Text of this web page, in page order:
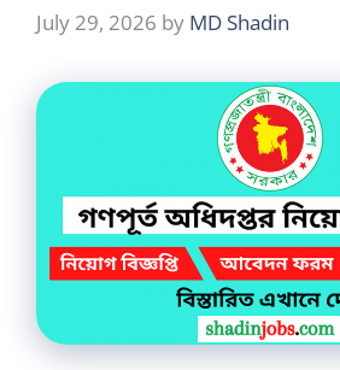
July 29, 2026 by MD Shadin